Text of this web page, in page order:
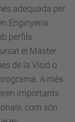
adequada per
Enginyeria
perfils
el Màster
de la Visió o
A més
importants
com són